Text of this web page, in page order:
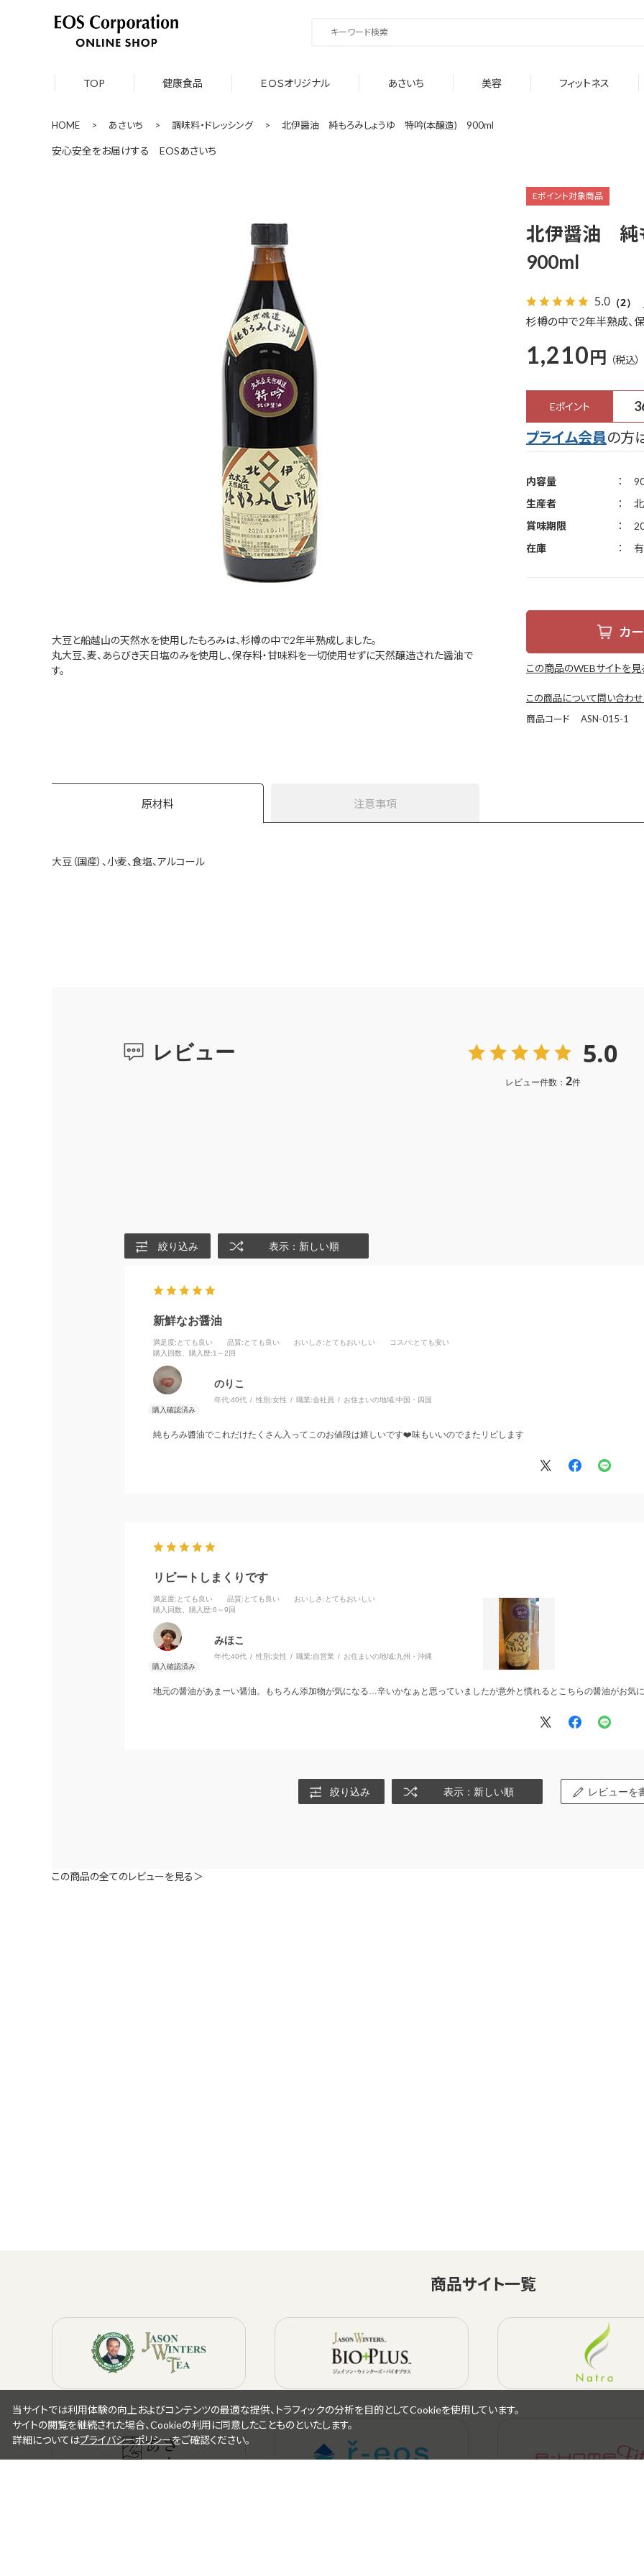
TOP 健康食品 ＥＯＳオリジナル あさいち 美容 フィットネス
HOME > あさいち > 調味料・ドレッシング > 北伊醤油 純もろみしょうゆ 特吟(本醸造) 900ml
安心安全をお届けする EOSあさいち
大豆と船越山の天然水を使用したもろみは、杉樽の中で2年半熟成しました。
丸大豆、麦、あらびき天日塩のみを使用し、保存料・甘味料を一切使用せずに天然醸造された醤油で
す。
Eポイント対象商品
北伊醤油 純
900ml
5.0 （2）
杉樽の中で2年半熟成、
1,210円
Eポイント
プライム会員の方
生産者
賞味期限
内容量
在庫
カ
この商品のWEBサイトを見
この商品について問い合わ
商品コード
ASN-015-1
原材料 注意事項
大豆（国産）、小麦、食塩、アルコール
レビュー 5.0
レビュー件数： 2件
絞り込み 表示：新しい順
新鮮なお醤油
満足度:とても良い 品質:とても良い おいしさ :とてもおいしい コスパ:とても安い
購入回数、購入歴:1～2回
のりこ
年代:40代 性別:女性 職業:会社員 お住まいの地域:中国・四国
純もろみ醬油でこれだけたくさん入ってこのお値段は嬉しいです❤️味もいいのでまたリピします
リピートしまくりです
満足度:とても良い 品質:とても良い おいしさ :とてもおいしい
購入回数、購入歴:6～9回
みほこ
年代:40代 性別:女性 職業:自営業 お住まいの地域:九州・沖縄
地元の醤油があまーい醤油。もちろん添加物が気になる…辛いかなぁと思っていましたが意外と慣れるとこちらの醤油がお気
絞り込み 表示：新しい順 レビューを
この商品の全てのレビューを見る＞
商品サイト一覧
当サイトでは利用体験の向上およびコンテンツの最適な提供、トラフィックの分析を目的としてCookieを使用しています。
サイトの閲覧を継続された場合、Cookieの利用に同意したことものといたします。
詳細についてはプライバシーポリシーをご確認ください。